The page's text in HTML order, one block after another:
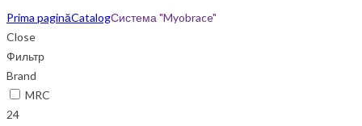
Prima paginăCatalogСистема "Myobrace"
Close
Фильтр
Brand
MRC
24